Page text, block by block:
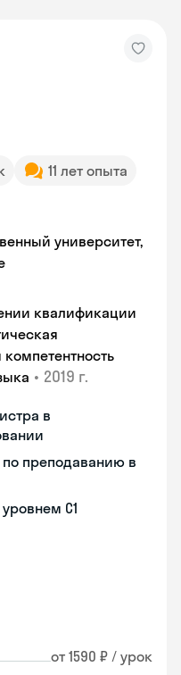
11 лет опыта
университет,
квалификации
• 2019 г.
в
преподаванию в
С1
от 1590 ₽ / урок